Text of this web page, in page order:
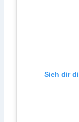
Sieh dir